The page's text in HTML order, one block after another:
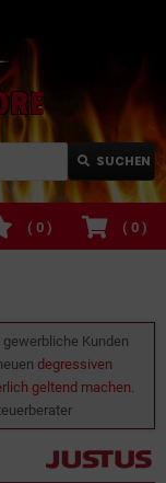
SUCHEN
( 0 )
( 0 )
Kunden
degressiven
geltend machen.